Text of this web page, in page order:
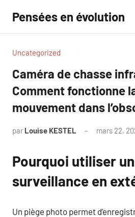
contenu
Pensées en évolution
Uncategorized
Caméra de chasse
Comment fonctionne
mouvement dans
par Louise KESTEL mars 22,
Pourquoi utiliser
surveillance en
Un piège photo permet